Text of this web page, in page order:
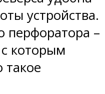
устройства.
перфоратора –
которым